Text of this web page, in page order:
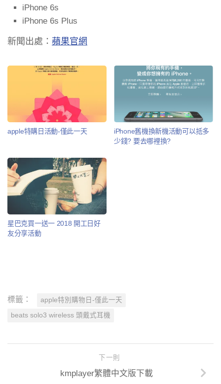
iPhone 6s
iPhone 6s Plus
新聞出處： 蘋果官網
apple特購日活動-僅此一天
iPhone舊機換新機活動可以抵多
少錢? 要去哪裡換?
星巴克買一送一 2018 開工日好
友分享活動
標籤： apple特別購物日-僅此一天
beats solo3 wireless 頭戴式耳機
下一則
kmplayer繁體中文版下載